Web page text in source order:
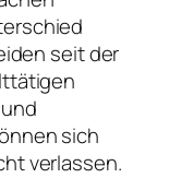
seit der
sich
verlassen.